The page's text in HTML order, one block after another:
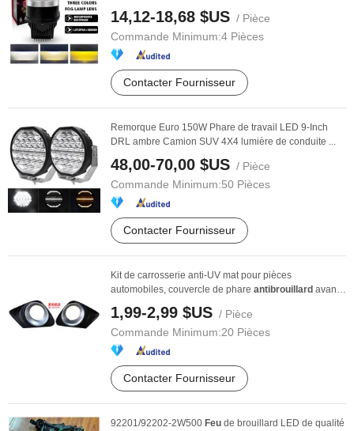
14,12-18,68 $US / Pièce
Commande Minimum:4 Pièces
Contacter Fournisseur
Remorque Euro 150W Phare de travail LED 9-Inch
DRL ambre Camion SUV 4X4 lumière de conduite ...
48,00-70,00 $US / Pièce
Commande Minimum:50 Pièces
Contacter Fournisseur
Kit de carrosserie anti-UV mat pour pièces
automobiles, couvercle de phare antibrouillard avant,
1,99-2,99 $US / Pièce
Commande Minimum:20 Pièces
Contacter Fournisseur
92201/92202-2W500 Feu de brouillard LED de qualité